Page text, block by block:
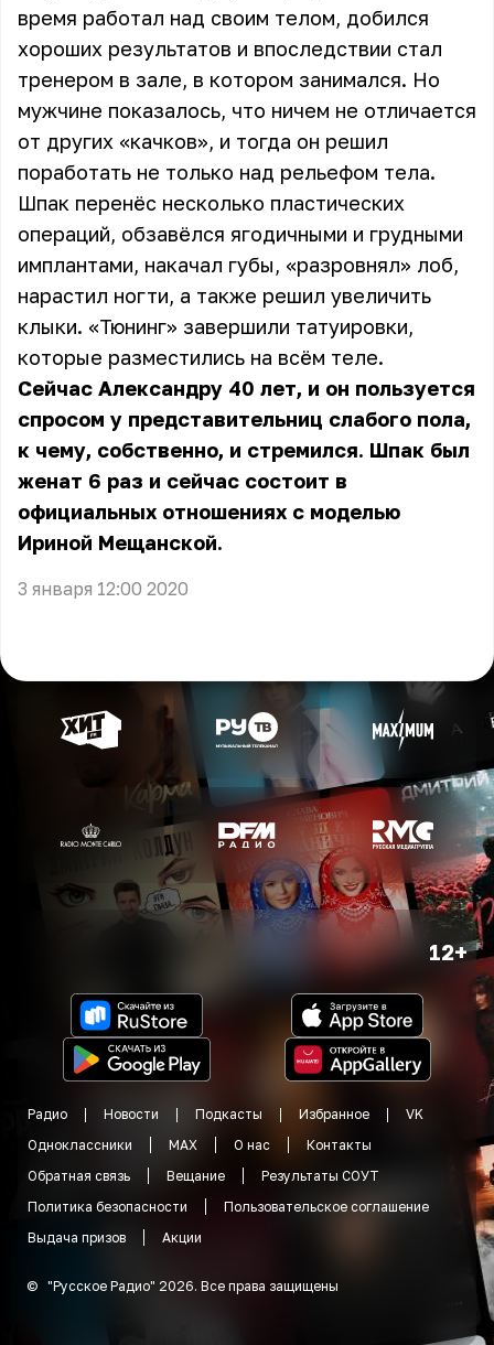
время работал над своим телом, добился
хороших результатов и впоследствии стал
тренером в зале, в котором занимался. Но
мужчине показалось, что ничем не отличается
от других «качков», и тогда он решил
поработать не только над рельефом тела.
Шпак перенёс несколько пластических
операций, обзавёлся ягодичными и грудными
имплантами, накачал губы, «разровнял» лоб,
нарастил ногти, а также решил увеличить
клыки. «Тюнинг» завершили татуировки,
которые разместились на всём теле.
Сейчас Александру 40 лет, и он пользуется
спросом у представительниц слабого пола,
к чему, собственно, и стремился. Шпак был
женат 6 раз и сейчас состоит в
официальных отношениях с моделью
Ириной Мещанской.
3 января 12:00 2020
12+
Радио Новости Подкасты Избранное
VK
Одноклассники
MAX О нас
Контакты
Обратная связь
Вещание
Результаты СОУТ
Политика безопасности
Пользовательское соглашение
Выдача призов
Акции
© "Русское Радио" 2026. Все права защищены